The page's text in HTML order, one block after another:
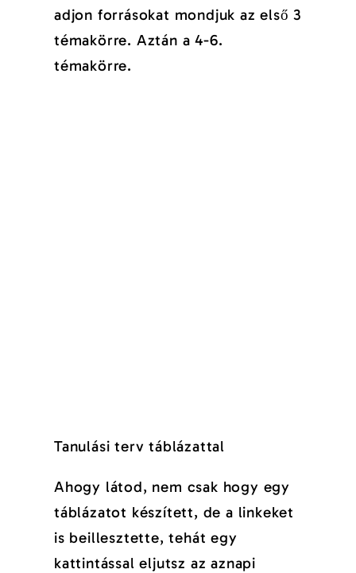
adjon forrásokat mondjuk az első 3
témakörre. Aztán a 4-6.
témakörre.
Tanulási terv táblázattal
Ahogy látod, nem csak hogy egy
táblázatot készített, de a linkeket
is beillesztette, tehát egy
kattintással eljutsz az aznapi